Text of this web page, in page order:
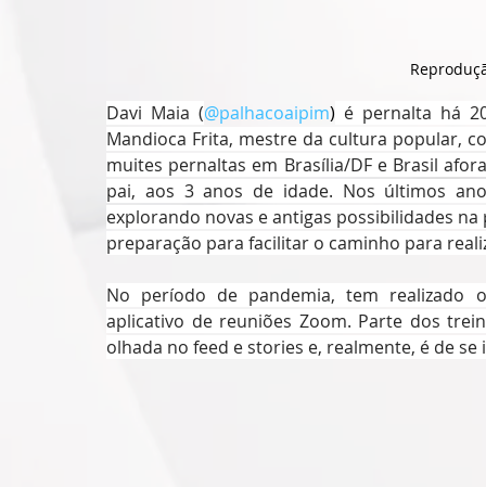
Davi Maia (@palhacoaipim) é pernalta há
Mandioca Frita, mestre da cultura popular,
muites pernaltas em Brasília/DF e Brasil
pai, aos 3 anos de idade. Nos últimos
explorando novas e antigas possibilidades
preparação para facilitar o caminho para
No período de pandemia, tem realizado
aplicativo de reuniões Zoom. Parte dos
olhada no feed e stories e, realmente, é de